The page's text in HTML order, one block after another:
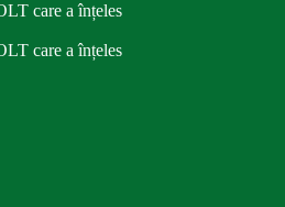
care a înțeles
care a înțeles